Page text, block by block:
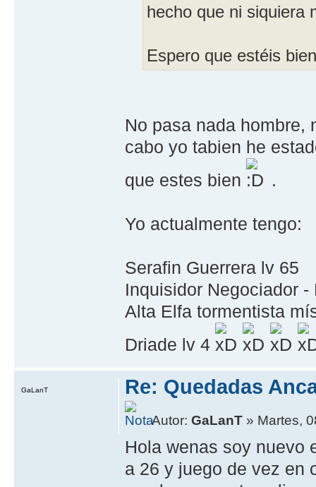
hecho que ni siquiera
Espero que estéis
No pasa nada hombre,
cabo yo tabien he
que estes bien
.
Yo actualmente tengo:
Serafin Guerrera lv 65
Inquisidor Negociador
Alta Elfa tormentista
Driade lv 4
Re: Quedadas
Autor:GaLanT » Martes,
Hola wenas soy nuevo
a 26 y juego de vez en
GaLanT